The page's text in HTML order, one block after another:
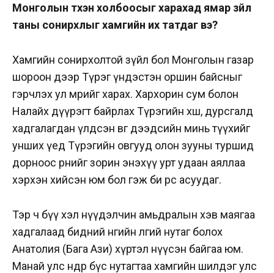
Монголын түүхэн холбоосыг харахад ямар зүйл
таны сонирхлыг хамгийн их татдаг вэ?
Хамгийн сонирхолтой зүйл бол Монголын газар
шороон дээр Түрэг үндэстэн оршин байсныг
гэрчлэх ул мөрийг харах. Хархорин сум болон
Налайх дүүрэгт байрлах Түрэгийн хөшөө, дурсгалд
хадгалагдан үлдсэн өвөг дээдсийн минь түүхийг
унших үед Түрэгийн овгууд олон зууны туршид
дорноос өрнийг зорин энэхүү урт удаан аяллаа
хэрхэн хийсэн юм бол гэж би өөрөөсөө асуудаг.
Тэр ч бүү хэл нүүдэлчин амьдралын хэв маягаа
хадгалаад бидний өнөөгийн өлгий нутаг болох
Анатолия (Бага Ази) хүртэл нүүсэн байгаа юм.
Манай улс өнөөдөр бүс нутагтаа хамгийн шилдэг улс